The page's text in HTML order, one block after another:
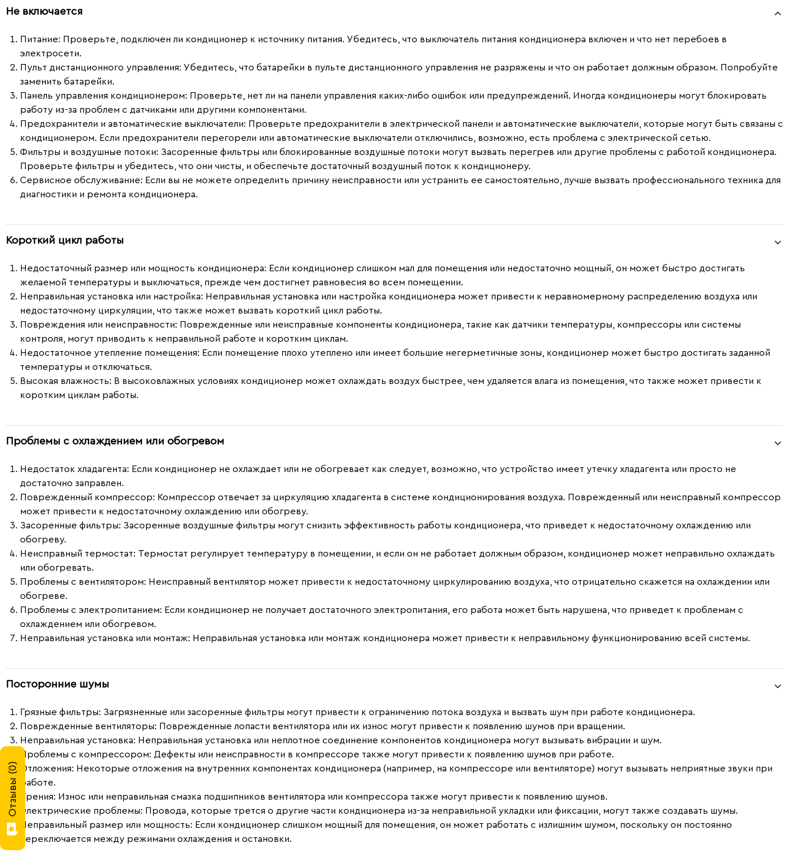
Не включается
Питание: Проверьте, подключен ли кондиционер к источнику питания. Убедитесь, что выключатель питания кондиционера включен и что нет перебоев в
электросети.
Пульт дистанционного управления: Убедитесь, что батарейки в пульте дистанционного управления не разряжены и что он работает должным образом. Попробуйте
заменить батарейки.
Панель управления кондиционером: Проверьте, нет ли на панели управления каких-либо ошибок или предупреждений. Иногда кондиционеры могут блокировать
работу из-за проблем с датчиками или другими компонентами.
Предохранители и автоматические выключатели: Проверьте предохранители в электрической панели и автоматические выключатели, которые могут быть связаны с
кондиционером. Если предохранители перегорели или автоматические выключатели отключились, возможно, есть проблема с электрической сетью.
Фильтры и воздушные потоки: Засоренные фильтры или блокированные воздушные потоки могут вызвать перегрев или другие проблемы с работой кондиционера.
Проверьте фильтры и убедитесь, что они чисты, и обеспечьте достаточный воздушный поток к кондиционеру.
Сервисное обслуживание: Если вы не можете определить причину неисправности или устранить ее самостоятельно, лучше вызвать профессионального техника для
диагностики и ремонта кондиционера.
Короткий цикл работы
Недостаточный размер или мощность кондиционера: Если кондиционер слишком мал для помещения или недостаточно мощный, он может быстро достигать
желаемой температуры и выключаться, прежде чем достигнет равновесия во всем помещении.
Неправильная установка или настройка: Неправильная установка или настройка кондиционера может привести к неравномерному распределению воздуха или
недостаточному циркуляции, что также может вызвать короткий цикл работы.
Повреждения или неисправности: Поврежденные или неисправные компоненты кондиционера, такие как датчики температуры, компрессоры или системы
контроля, могут приводить к неправильной работе и коротким циклам.
Недостаточное утепление помещения: Если помещение плохо утеплено или имеет большие негерметичные зоны, кондиционер может быстро достигать заданной
температуры и отключаться.
Высокая влажность: В высоковлажных условиях кондиционер может охлаждать воздух быстрее, чем удаляется влага из помещения, что также может привести к
коротким циклам работы.
Проблемы с охлаждением или обогревом
Недостаток хладагента: Если кондиционер не охлаждает или не обогревает как следует, возможно, что устройство имеет утечку хладагента или просто не
достаточно заправлен.
Поврежденный компрессор: Компрессор отвечает за циркуляцию хладагента в системе кондиционирования воздуха. Поврежденный или неисправный компрессор
может привести к недостаточному охлаждению или обогреву.
Засоренные фильтры: Засоренные воздушные фильтры могут снизить эффективность работы кондиционера, что приведет к недостаточному охлаждению или
обогреву.
Неисправный термостат: Термостат регулирует температуру в помещении, и если он не работает должным образом, кондиционер может неправильно охлаждать
или обогревать.
Проблемы с вентилятором: Неисправный вентилятор может привести к недостаточному циркулированию воздуха, что отрицательно скажется на охлаждении или
обогреве.
Проблемы с электропитанием: Если кондиционер не получает достаточного электропитания, его работа может быть нарушена, что приведет к проблемам с
охлаждением или обогревом.
Неправильная установка или монтаж: Неправильная установка или монтаж кондиционера может привести к неправильному функционированию всей системы.
Посторонние шумы
Грязные фильтры: Загрязненные или засоренные фильтры могут привести к ограничению потока воздуха и вызвать шум при работе кондиционера.
Поврежденные вентиляторы: Поврежденные лопасти вентилятора или их износ могут привести к появлению шумов при вращении.
Неправильная установка: Неправильная установка или неплотное соединение компонентов кондиционера могут вызывать вибрации и шум.
Проблемы с компрессором: Дефекты или неисправности в компрессоре также могут привести к появлению шумов при работе.
Отложения: Некоторые отложения на внутренних компонентах кондиционера (например, на компрессоре или вентиляторе) могут вызывать неприятные звуки при
работе.
Трения: Износ или неправильная смазка подшипников вентилятора или компрессора также могут привести к появлению шумов.
Электрические проблемы: Провода, которые трется о другие части кондиционера из-за неправильной укладки или фиксации, могут также создавать шумы.
Неправильный размер или мощность: Если кондиционер слишком мощный для помещения, он может работать с излишним шумом, поскольку он постоянно
переключается между режимами охлаждения и остановки.
Отзывы (
0
)